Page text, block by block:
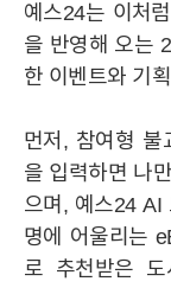
MEDIA
STORY
예스24는 이처
을 반영해 오는
한 이벤트와 기
먼저, 참여형 불
을 입력하면 나
으며, 예스24 AI
명에 어울리는
로 추천받은 도